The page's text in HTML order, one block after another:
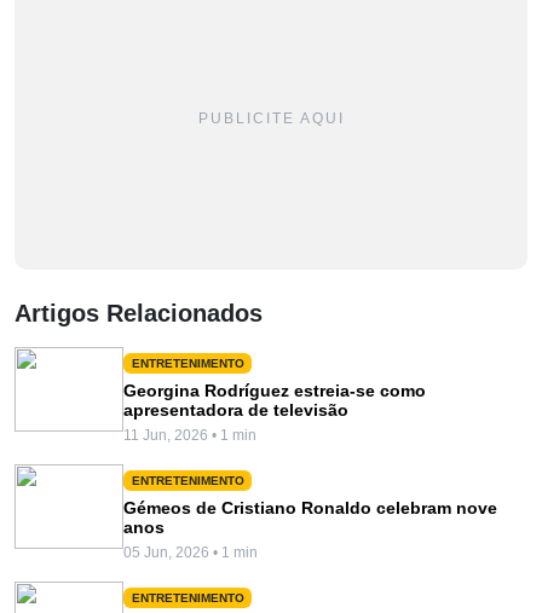
PUBLICITE AQUI
Artigos Relacionados
ENTRETENIMENTO
Georgina Rodríguez estreia-se como
apresentadora de televisão
11 Jun, 2026 • 1 min
ENTRETENIMENTO
Gémeos de Cristiano Ronaldo celebram nove
anos
05 Jun, 2026 • 1 min
ENTRETENIMENTO